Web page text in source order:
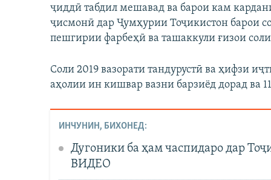
ҷиддӣ табдил мешавад ва барои кам
ҷисмонӣ дар Ҷумҳурии Тоҷикистон барои
пешгирии фарбеҳӣ ва ташаккули ғизои
Соли 2019 вазорати тандурустӣ ва ҳифзи
аҳолии ин кишвар вазни барзиёд дорад ва
ИНЧУНИН, БИХОНЕД:
Дугоники ба ҳам часпидаро дар
ВИДЕО